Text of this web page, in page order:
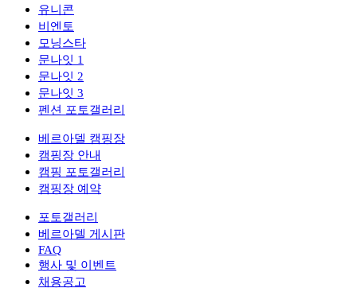
유니콘
비엔토
모닝스타
문나잇 1
문나잇 2
문나잇 3
펜션 포토갤러리
베르아델 캠핑장
캠핑장 안내
캠핑 포토갤러리
캠핑장 예약
포토갤러리
베르아델 게시판
FAQ
행사 및 이벤트
채용공고